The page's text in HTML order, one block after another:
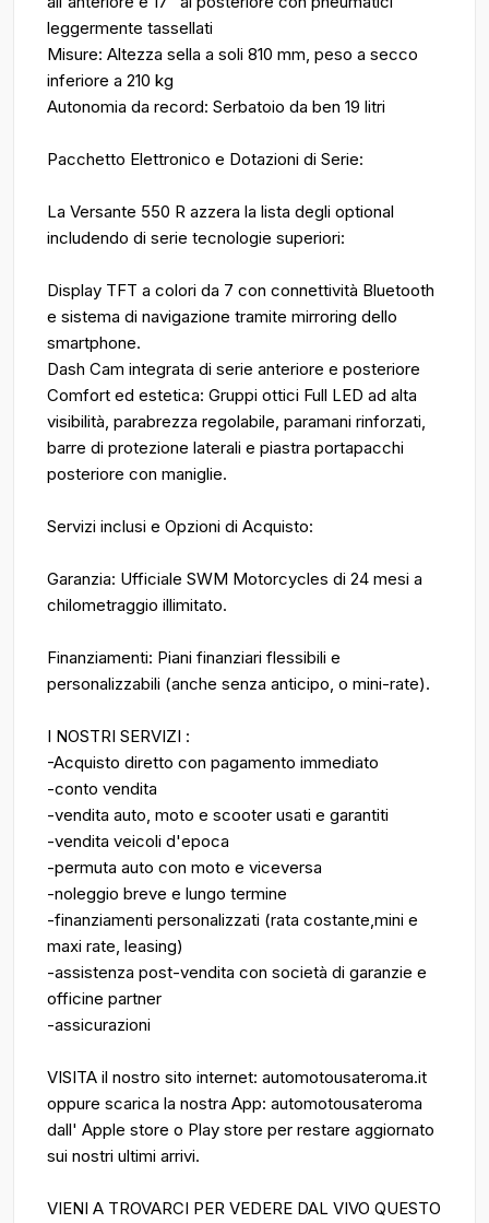
leggermente tassellati
Misure: Altezza sella a soli 810 mm, peso a secco
inferiore a 210 kg
Autonomia da record: Serbatoio da ben 19 litri
Pacchetto Elettronico e Dotazioni di Serie:
La Versante 550 R azzera la lista degli optional
includendo di serie tecnologie superiori:
Display TFT a colori da 7 con connettività Bluetooth
e sistema di navigazione tramite mirroring dello
smartphone.
Dash Cam integrata di serie anteriore e posteriore
Comfort ed estetica: Gruppi ottici Full LED ad alta
visibilità, parabrezza regolabile, paramani rinforzati,
barre di protezione laterali e piastra portapacchi
posteriore con maniglie.
Servizi inclusi e Opzioni di Acquisto:
Garanzia: Ufficiale SWM Motorcycles di 24 mesi a
chilometraggio illimitato.
Finanziamenti: Piani finanziari flessibili e
personalizzabili (anche senza anticipo, o mini-rate).
I NOSTRI SERVIZI :
-Acquisto diretto con pagamento immediato
-conto vendita
-vendita auto, moto e scooter usati e garantiti
-vendita veicoli d'epoca
-permuta auto con moto e viceversa
-noleggio breve e lungo termine
-finanziamenti personalizzati (rata costante,mini e
maxi rate, leasing)
-assistenza post-vendita con società di garanzie e
officine partner
-assicurazioni
VISITA il nostro sito internet: automotousateroma.it
oppure scarica la nostra App: automotousateroma
dall' Apple store o Play store per restare aggiornato
sui nostri ultimi arrivi.
VIENI A TROVARCI PER VEDERE DAL VIVO QUESTO